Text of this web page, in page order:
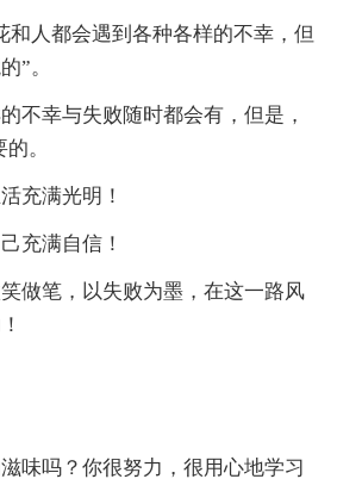
和人都会遇到各种各样的不幸，但
”。
不幸与失败随时都会有，但是，
。
充满光明！
充满自信！
做笔，以失败为墨，在这一路风
味吗？你很努力，很用心地学习